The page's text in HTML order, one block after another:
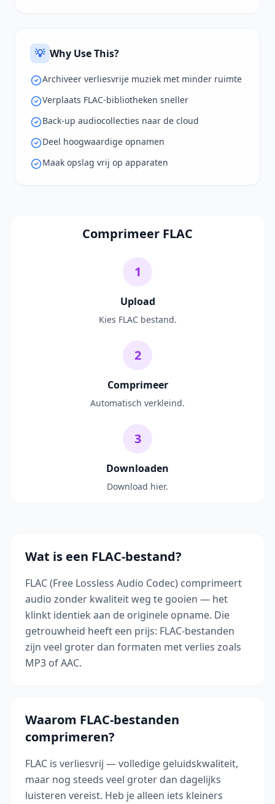
💡 Why Use This?
Archiveer verliesvrije muziek met minder ruimte
Verplaats FLAC-bibliotheken sneller
Back-up audiocollecties naar de cloud
Deel hoogwaardige opnamen
Maak opslag vrij op apparaten
Comprimeer FLAC
1
Upload
Kies FLAC bestand.
2
Comprimeer
Automatisch verkleind.
3
Downloaden
Download hier.
Wat is een FLAC-bestand?
FLAC (Free Lossless Audio Codec) comprimeert
audio zonder kwaliteit weg te gooien — het
klinkt identiek aan de originele opname. Die
getrouwheid heeft een prijs: FLAC-bestanden
zijn veel groter dan formaten met verlies zoals
MP3 of AAC.
Waarom FLAC-bestanden
comprimeren?
FLAC is verliesvrij — volledige geluidskwaliteit,
maar nog steeds veel groter dan dagelijks
luisteren vereist. Heb je alleen iets kleiners